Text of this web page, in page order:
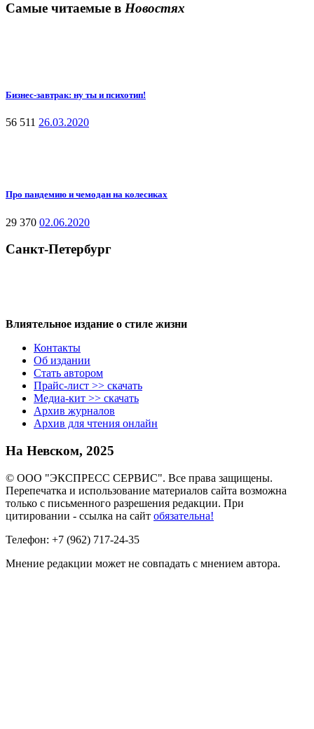
Самые читаемые в Новостях
Бизнес-завтрак: ну ты и психотип!
56 511 26.03.2020
Про пандемию и чемодан на колесиках
29 370 02.06.2020
Санкт-Петербург
Влиятельное издание о стиле жизни
Контакты
Об издании
Стать автором
Прайс-лист >> скачать
Медиа-кит >> скачать
Архив журналов
Архив для чтения онлайн
На Невском, 2025
© ООО "ЭКСПРЕСС СЕРВИС". Все права защищены.
Перепечатка и использование материалов сайта возможна
только с письменного разрешения редакции. При
цитировании - ссылка на сайт обязательна!
Телефон: +7 (962) 717-24-35
Мнение редакции может не совпадать с мнением автора.